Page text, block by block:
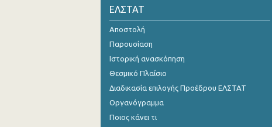
Οκτωβρίου 2024
Σεπτεμβρίου 2024
Ιουλίου 2024
Ιουνίου 2024
Μαΐου 2024
ΕΛΣΤΑΤ
Αποστολή
Παρουσίαση
Ιστορική ανασκόπηση
Θεσμικό Πλαίσιο
Διαδικασία επιλογής Προέδρου ΕΛΣΤΑΤ
Οργανόγραμμα
Ποιος κάνει τι